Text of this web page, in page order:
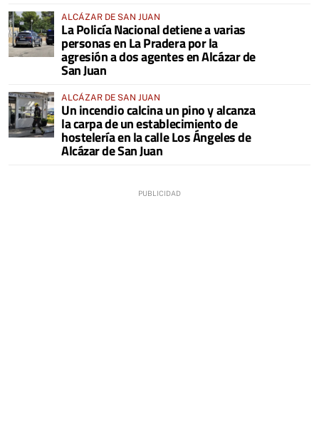
ALCÁZAR DE SAN JUAN
La Policía Nacional detiene a varias
personas en La Pradera por la
agresión a dos agentes en Alcázar de
San Juan
ALCÁZAR DE SAN JUAN
Un incendio calcina un pino y alcanza
la carpa de un establecimiento de
hostelería en la calle Los Ángeles de
Alcázar de San Juan